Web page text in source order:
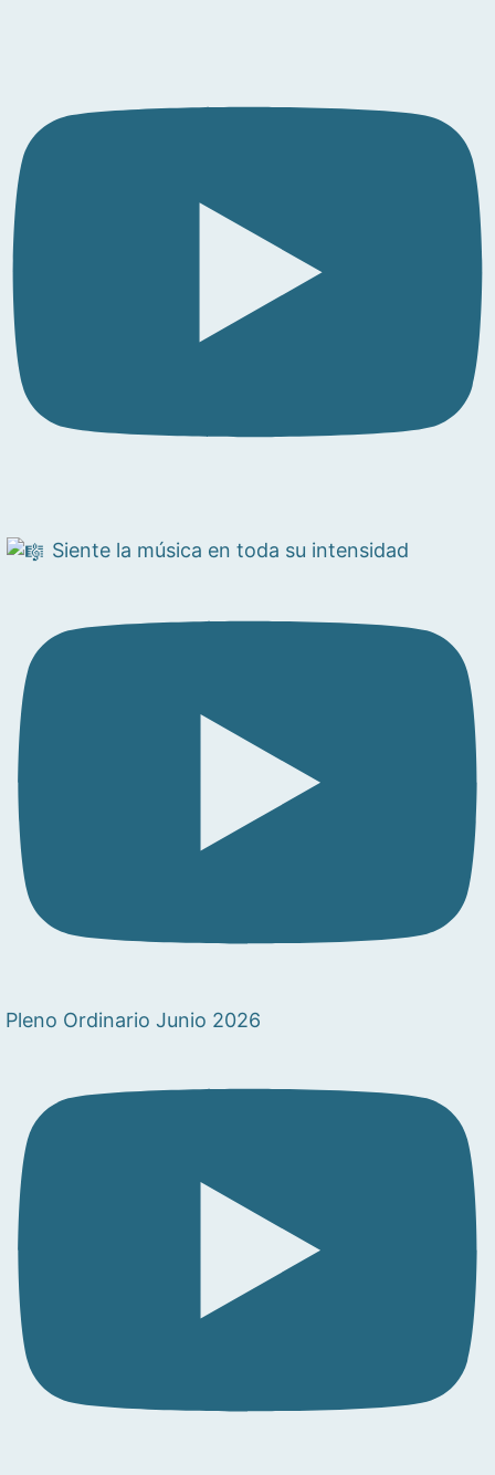
Siente la música en toda su intensidad
Pleno Ordinario Junio 2026